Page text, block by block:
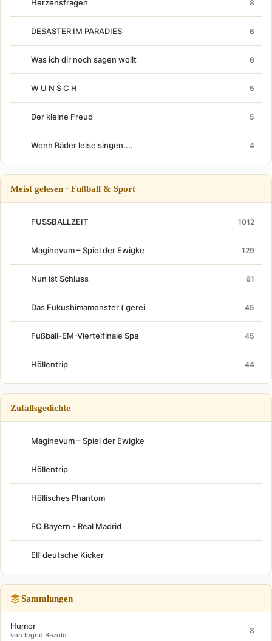
Herzensfragen 8
DESASTER IM PARADIES 6
Was ich dir noch sagen wollt 6
W U N S C H 5
Der kleine Freud 5
Wenn Räder leise singen.... 4
Meist gelesen · Fußball & Sport
FUSSBALLZEIT 1012
Maginevum – Spiel der Ewigke 129
Nun ist Schluss 61
Das Fukushimamonster ( gerei 45
Fußball-EM-Viertelfinale Spa 45
Höllentrip 44
Zufallsgedichte
Maginevum – Spiel der Ewigke
Höllentrip
Höllisches Phantom
FC Bayern - Real Madrid
Elf deutsche Kicker
Sammlungen
Humor
von Ingrid Bezold
8